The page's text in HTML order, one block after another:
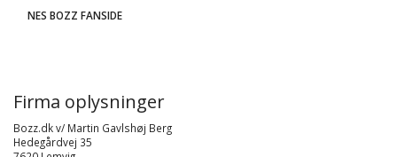
NES BOZZ FANSIDE
Firma oplysninger
Bozz.dk v/ Martin Gavlshøj Berg
Hedegårdvej 35